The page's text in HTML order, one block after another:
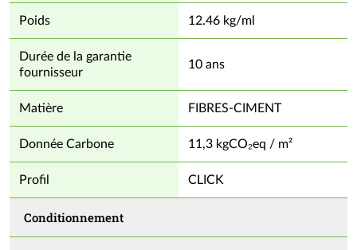
Poids 12.46 kg/ml
Durée de la garantie
fournisseur
10 ans
Matière FIBRES-CIMENT
Donnée Carbone 11,3 kgCO₂eq / m²
Profil CLICK
Conditionnement